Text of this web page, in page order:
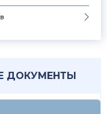
ДОКУМЕНТЫ